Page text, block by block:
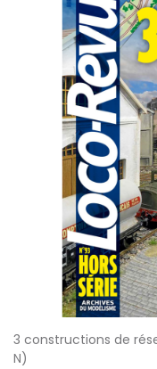
3 constructions de
N)